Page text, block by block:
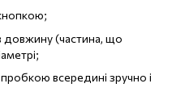
довжину (частина, що
всередині зручно і